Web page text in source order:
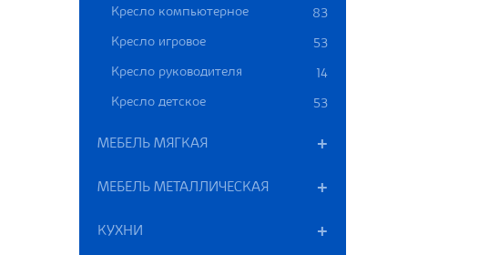
Кресло компьютерное 83
Кресло игровое 53
Кресло руководителя 14
Кресло детское 53
МЕБЕЛЬ МЯГКАЯ
МЕБЕЛЬ МЕТАЛЛИЧЕСКАЯ
КУХНИ